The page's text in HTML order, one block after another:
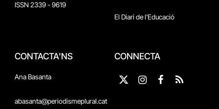
ISSN 2339 - 9619
El Diari de l'Educació
CONTACTA'NS
Ana Basanta
abasanta@periodismeplural.cat
CONNECTA
X
Instagram
Facebook
RSS